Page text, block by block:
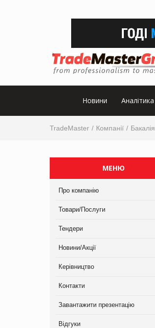
Новини Аналітика
TradeMaster Компанії Бакалія
МЕНЮ
Про компанію
Товари/Послуги
Тендери
Новини/Акції
Керівництво
Контакти
Завантажити презентацію
Відгуки